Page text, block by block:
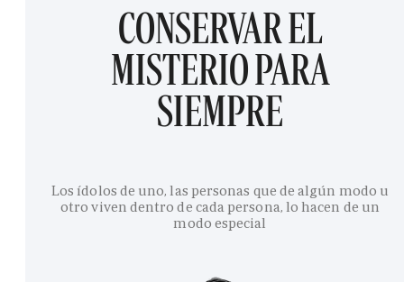
CONSERVAR EL
MISTERIO PARA
SIEMPRE
Los ídolos de uno, las personas que de algún modo u
otro viven dentro de cada persona, lo hacen de un
modo especial